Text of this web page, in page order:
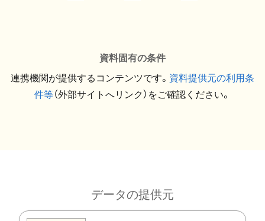
資料固有の条件
連携機関が提供するコンテンツです。 資料提供元の利用条
件等（外部サイトへリンク）をご確認ください。
データの提供元